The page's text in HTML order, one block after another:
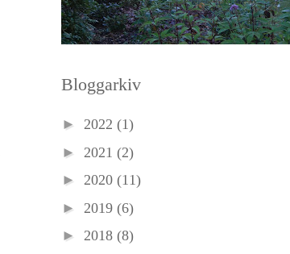
Bloggarkiv
► 2022 (1)
► 2021 (2)
► 2020 (11)
► 2019 (6)
► 2018 (8)